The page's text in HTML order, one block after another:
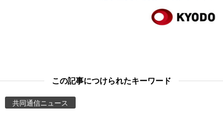
スポーツ・東京2020
Images
この記事につけられたキーワード
共同通信ニュース